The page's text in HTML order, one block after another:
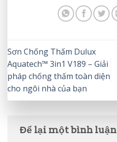
Sơn Chống Thấm Dulux
Aquatech™ 3in1 V189 – Giải
pháp chống thấm toàn diện
cho ngôi nhà của bạn
Để lại một bình luận